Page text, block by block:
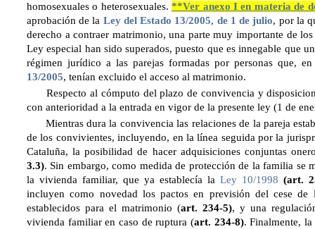
homosexuales o heterosexuales.**Ver anexo I en materia de
aprobación de la Ley del Estado 13/2005, de 1 de julio, por la
derecho a contraer matrimonio, una parte muy importante de
Ley especial han sido superados, puesto que es innegable que
régimen jurídico a las parejas formadas por personas que,
13/2005, tenían excluido el acceso al matrimonio.
Respecto al cómputo del plazo de convivencia y
con anterioridad a la entrada en vigor de la presente ley (1 de
Mientras dura la convivencia las relaciones de la pareja
de los convivientes, incluyendo, en la línea seguida por la
Cataluña, la posibilidad de hacer adquisiciones conjuntas
3.3). Sin embargo, como medida de protección de la familia se
la vivienda familiar, que ya establecía la Ley 10/1998 (art.
incluyen como novedad los pactos en previsión del cese
establecidos para el matrimonio (art. 234-5), y una
vivienda familiar en caso de ruptura (art. 234-8). Finalmente, la